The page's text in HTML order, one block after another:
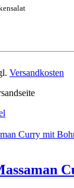
Versandkosten